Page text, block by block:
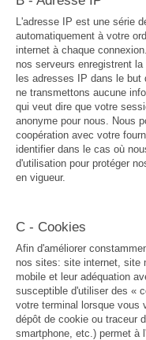
L'adresse IP est une série
automatiquement à votre
internet à chaque
nos serveurs enregistrent
les adresses IP dans le
ne transmettons aucune
qui veut dire que votre
anonyme pour nous. Nous
coopération avec votre
identifier dans le cas où
d'utilisation pour protéger
en vigueur.
C - Cookies
Afin d'améliorer
nos sites: site internet, site
mobile et leur adéquation
susceptible d'utiliser des «
votre terminal lorsque vous
dépôt de cookie ou traceur
smartphone, etc.) permet à